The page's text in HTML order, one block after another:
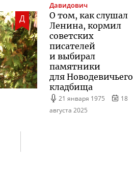
Д
Давидович
О том, как слушал
Ленина, кормил
советских
писателей
и выбирал
памятники
для Новодевичьего
кладбища
21 января 1975
18
августа 2025